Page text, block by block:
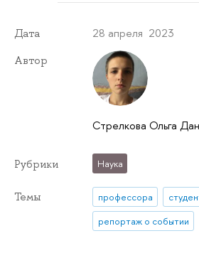
Дата 28 апреля 2023
Автор
Стрелкова Ольга
Рубрики Наука
Темы профессора
репортаж о событии